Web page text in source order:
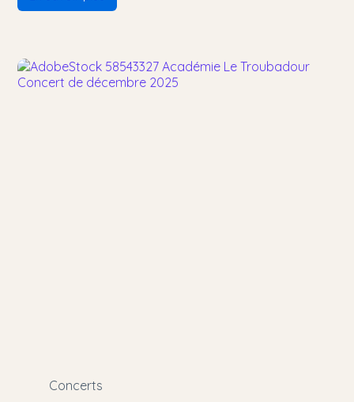
Concerts